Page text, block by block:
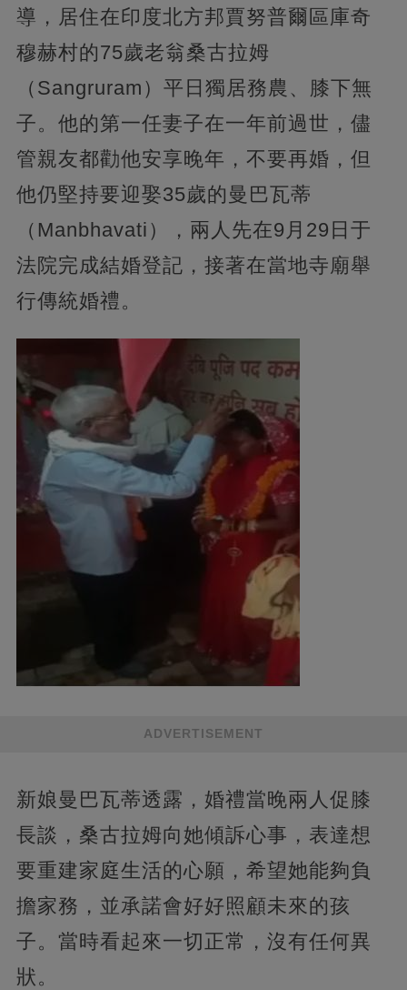
導，居住在印度北方邦賈努普爾區庫奇
穆赫村的75歲老翁桑古拉姆
（Sangruram）平日獨居務農、膝下無
子。他的第一任妻子在一年前過世，儘
管親友都勸他安享晚年，不要再婚，但
他仍堅持要迎娶35歲的曼巴瓦蒂
（Manbhavati），兩人先在9月29日于
法院完成結婚登記，接著在當地寺廟舉
行傳統婚禮。
ADVERTISEMENT
新娘曼巴瓦蒂透露，婚禮當晚兩人促膝
長談，桑古拉姆向她傾訴心事，表達想
要重建家庭生活的心願，希望她能夠負
擔家務，並承諾會好好照顧未來的孩
子。當時看起來一切正常，沒有任何異
狀。